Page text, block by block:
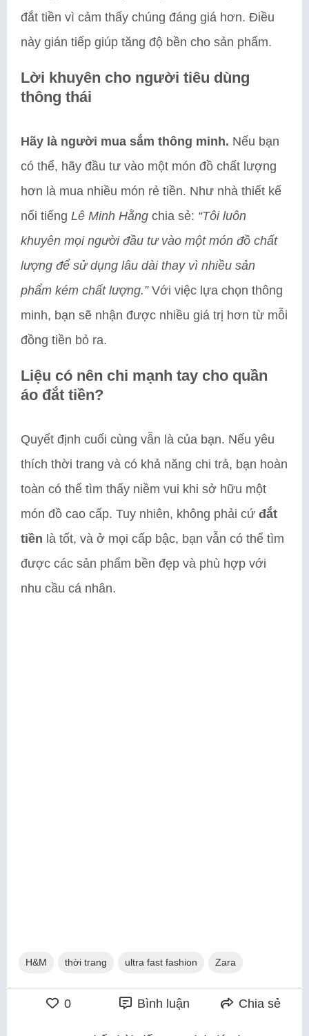
đắt tiền vì cảm thấy chúng đáng giá hơn. Điều
này gián tiếp giúp tăng độ bền cho sản phẩm.
Lời khuyên cho người tiêu dùng
thông thái
Hãy là người mua sắm thông minh. Nếu bạn
có thể, hãy đầu tư vào một món đồ chất lượng
hơn là mua nhiều món rẻ tiền. Như nhà thiết kế
nổi tiếng Lê Minh Hằng chia sẻ: “Tôi luôn
khuyên mọi người đầu tư vào một món đồ chất
lượng để sử dụng lâu dài thay vì nhiều sản
phẩm kém chất lượng.”Với việc lựa chọn thông
minh, bạn sẽ nhận được nhiều giá trị hơn từ mỗi
đồng tiền bỏ ra.
Liệu có nên chi mạnh tay cho quần
áo đắt tiền?
Quyết định cuối cùng vẫn là của bạn. Nếu yêu
thích thời trang và có khả năng chi trả, bạn hoàn
toàn có thể tìm thấy niềm vui khi sở hữu một
món đồ cao cấp. Tuy nhiên, không phải cứ đắt
tiền là tốt, và ở mọi cấp bậc, bạn vẫn có thể tìm
được các sản phẩm bền đẹp và phù hợp với
nhu cầu cá nhân.
H&M thời trang ultra fast fashion Zara
0 Bình luận Chia sẻ